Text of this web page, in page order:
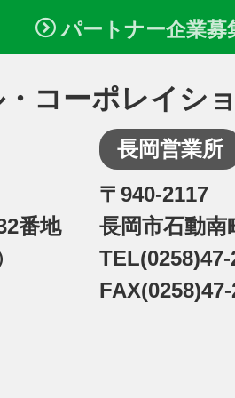
パートナー企業募
コーポレイシ
番地
長岡営業所
〒940-2117
長岡市石動南